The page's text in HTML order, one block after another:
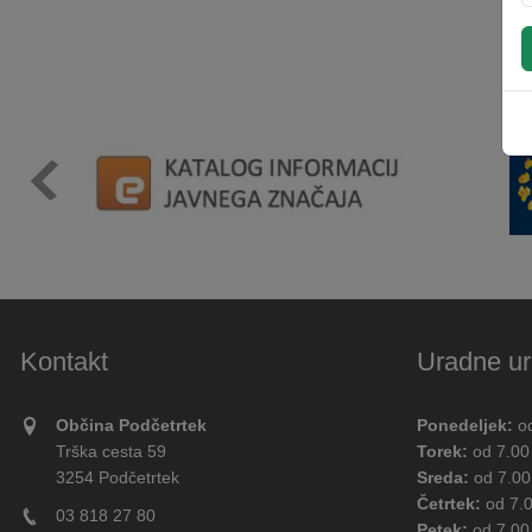
Kontakt
Občina Podčetrtek
Trška cesta 59
3254 Podčetrtek
03 818 27 80
Uradne
Ponedeljek:
Torek: od
Sreda: od
Četrtek: od